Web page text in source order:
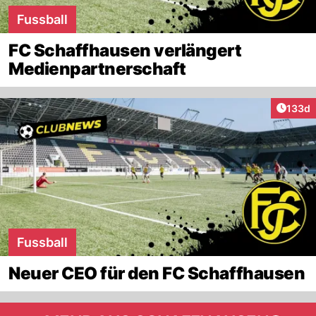
Fussball
FC Schaffhausen verlängert
Medienpartnerschaft
133d
Fussball
Neuer CEO für den FC Schaffhausen